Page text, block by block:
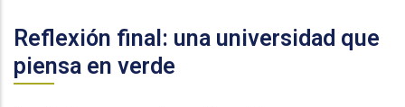
Reflexión final: una universidad que
piensa en verde